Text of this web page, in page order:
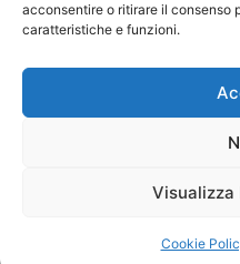
acconsentire o ritirare il consenso
caratteristiche e funzioni.
Visualizza
Cookie
Menegatto Stefano e Alberto | Via
(VE) | P.I. 04306180276